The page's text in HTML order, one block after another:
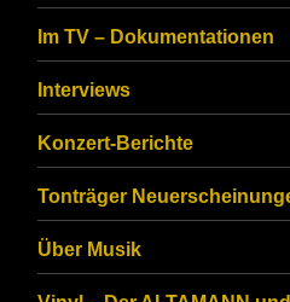
Im TV – Dokumentationen
Interviews
Konzert-Berichte
Tonträger
Über Musik